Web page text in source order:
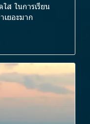
ส ในการเรียน
เยอะมาก